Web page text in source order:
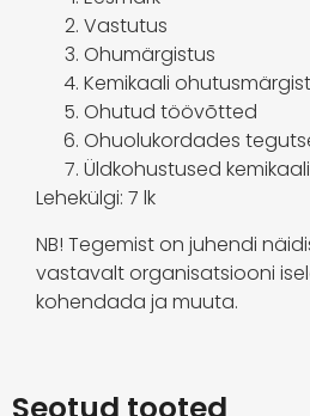
Vastutus
Ohumärgistus
Kemikaali
Ohutud töövõtted
Ohuolukordades
Üldkohustused
Lehekülgi: 7 lk
NB! Tegemist on juhendi
vastavalt organisatsiooni
kohendada ja muuta.